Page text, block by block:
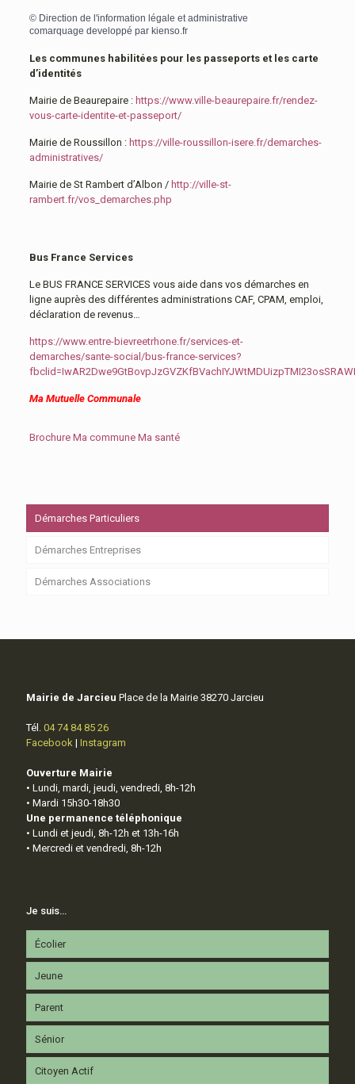
© Direction de l'information légale et administrative
comarquage developpé par kienso.fr
Les communes habilitées pour les passeports et les carte
d’identités
Mairie de Beaurepaire : https://www.ville-beaurepaire.fr/rendez-
vous-carte-identite-et-passeport/
Mairie de Roussillon : https://ville-roussillon-isere.fr/demarches-
administratives/
Mairie de St Rambert d’Albon / http://ville-st-
rambert.fr/vos_demarches.php
Bus France Services
Le BUS FRANCE SERVICES vous aide dans vos démarches en
ligne auprès des différentes administrations CAF, CPAM, emploi,
déclaration de revenus…
https://www.entre-bievreetrhone.fr/services-et-
demarches/sante-social/bus-france-services?
Ma Mutuelle Communale
Brochure Ma commune Ma santé
Démarches Particuliers
Démarches Entreprises
Démarches Associations
Mairie de Jarcieu Place de la Mairie 38270 Jarcieu
Tél. 04 74 84 85 26
Facebook | Instagram
Ouverture Mairie
• Lundi, mardi, jeudi, vendredi, 8h-12h
• Mardi 15h30-18h30
Une permanence téléphonique
• Lundi et jeudi, 8h-12h et 13h-16h
• Mercredi et vendredi, 8h-12h
Je suis…
Écolier
Jeune
Parent
Sénior
Citoyen Actif